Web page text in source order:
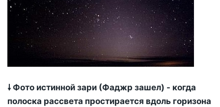
🠗 Фото истинной зари (Фаджр зашел) - когда
полоска рассвета простирается вдоль горизона